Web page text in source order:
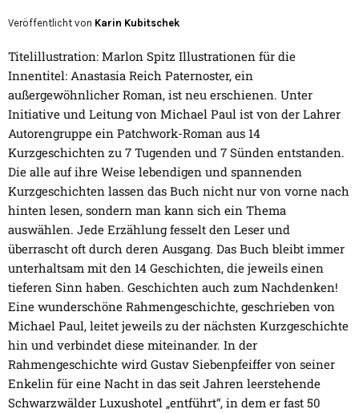
Veröffentlicht von Karin Kubitschek
Titelillustration: Marlon Spitz Illustrationen für die
Innentitel: Anastasia Reich Paternoster, ein
außergewöhnlicher Roman, ist neu erschienen. Unter
Initiative und Leitung von Michael Paul ist von der Lahrer
Autorengruppe ein Patchwork-Roman aus 14
Kurzgeschichten zu 7 Tugenden und 7 Sünden entstanden.
Die alle auf ihre Weise lebendigen und spannenden
Kurzgeschichten lassen das Buch nicht nur von vorne nach
hinten lesen, sondern man kann sich ein Thema
auswählen. Jede Erzählung fesselt den Leser und
überrascht oft durch deren Ausgang. Das Buch bleibt immer
unterhaltsam mit den 14 Geschichten, die jeweils einen
tieferen Sinn haben. Geschichten auch zum Nachdenken!
Eine wunderschöne Rahmengeschichte, geschrieben von
Michael Paul, leitet jeweils zu der nächsten Kurzgeschichte
hin und verbindet diese miteinander. In der
Rahmengeschichte wird Gustav Siebenpfeiffer von seiner
Enkelin für eine Nacht in das seit Jahren leerstehende
Schwarzwälder Luxushotel „entführt“, in dem er fast 50